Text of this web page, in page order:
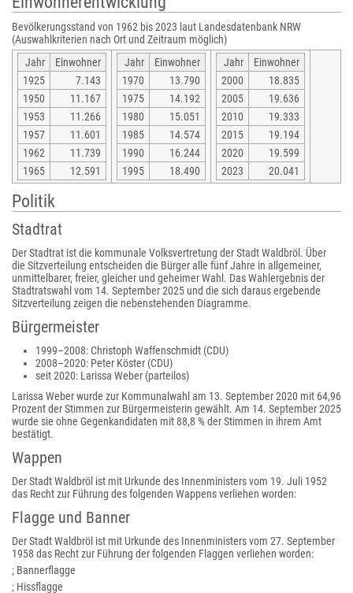
Bevölkerungsstand von 1962 bis 2023 laut Landesdatenbank NRW
(Auswahlkriterien nach Ort und Zeitraum möglich)
Jahr
Einwohner
1925
7.143
1950
11.167
1953
11.266
1957
11.601
1962
11.739
1965
12.591
Jahr
Einwohner
1970
13.790
1975
14.192
1980
15.051
1985
14.574
1990
16.244
1995
18.490
Jahr
Einwohner
2000
18.835
2005
19.636
2010
19.333
2015
19.194
2020
19.599
2023
20.041
Politik
Stadtrat
Der Stadtrat ist die kommunale Volksvertretung der Stadt Waldbröl. Über
die Sitzverteilung entscheiden die Bürger alle fünf Jahre in allgemeiner,
unmittelbarer, freier, gleicher und geheimer Wahl. Das Wahlergebnis der
Stadtratswahl vom 14. September 2025 und die sich daraus ergebende
Sitzverteilung zeigen die nebenstehenden Diagramme.
Bürgermeister
1999–2008: Christoph Waffenschmidt (CDU)
2008–2020: Peter Köster (CDU)
seit 2020: Larissa Weber (parteilos)
Larissa Weber wurde zur Kommunalwahl am 13. September 2020 mit 64,96
Prozent der Stimmen zur Bürgermeisterin gewählt. Am 14. September 2025
wurde sie ohne Gegenkandidaten mit 88,8 % der Stimmen in ihrem Amt
bestätigt.
Wappen
Der Stadt Waldbröl ist mit Urkunde des Innenministers vom 19. Juli 1952
das Recht zur Führung des folgenden Wappens verliehen worden:
Flagge und Banner
Der Stadt Waldbröl ist mit Urkunde des Innenministers vom 27. September
1958 das Recht zur Führung der folgenden Flaggen verliehen worden:
; Bannerflagge
; Hissflagge